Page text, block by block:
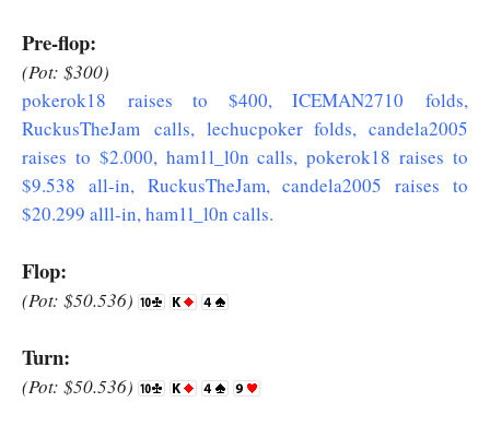
Pre-flop:
(Pot: $300)
pokerok18 raises to $400, ICEMAN2710 folds,
RuckusTheJam calls, lechucpoker folds, candela2005
raises to $2.000, ham1l_l0n calls, pokerok18 raises to
$9.538 all-in, RuckusTheJam, candela2005 raises to
$20.299 alll-in, ham1l_l0n calls.
Flop:
(Pot: $50.536)
Turn:
(Pot: $50.536)